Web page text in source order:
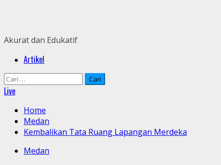
Akurat dan Edukatif
PrimaryArtikel
Cari
untuk:
Live
Home
Medan
Kembalikan Tata Ruang Lapangan Merdeka
Medan